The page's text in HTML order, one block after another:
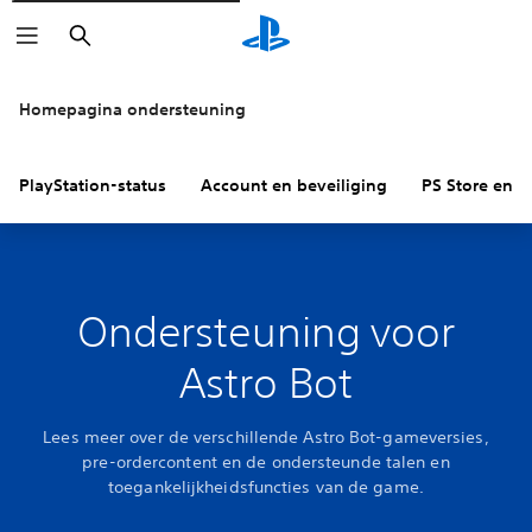
Zoeken
Homepagina ondersteuning
PlayStation-status Account en beveiliging PS Store en
Ondersteuning voor
Astro Bot
Lees meer over de verschillende Astro Bot-gameversies,
pre-ordercontent en de ondersteunde talen en
toegankelijkheidsfuncties van de game.